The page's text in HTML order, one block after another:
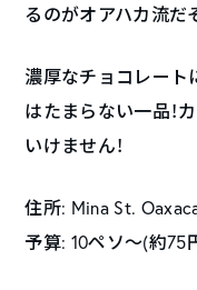
るのがオアハカ流だ
濃厚なチョコレート
はたまらない一品！
いけません！
住所: Mina St.
予算: 10ペソ～(約75